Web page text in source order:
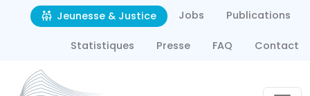
Aller au contenu principal
Second navigation
Jeunesse & Justice Jobs Publications
Statistiques Presse FAQ Contact